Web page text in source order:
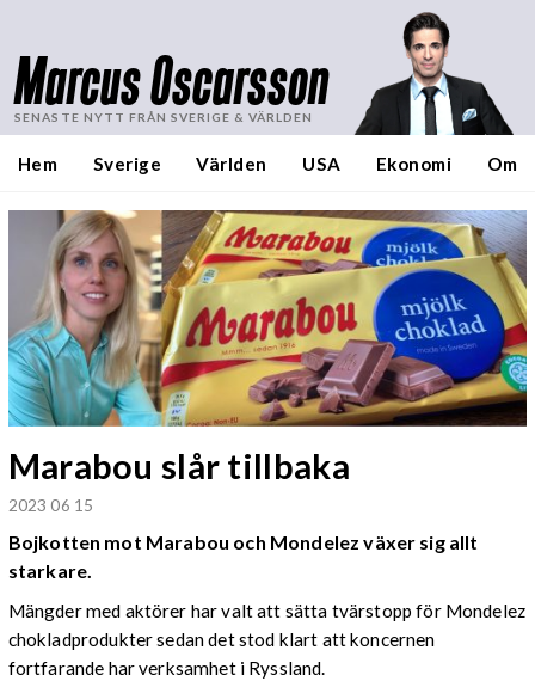
Marcus Oscarsson
SENASTE NYTT FRÅN SVERIGE & VÄRLDEN
Hem Sverige Världen USA Ekonomi Om
Marabou slår tillbaka
2023 06 15
Bojkotten mot Marabou och Mondelez växer sig allt
starkare.
Mängder med aktörer har valt att sätta tvärstopp för Mondelez
chokladprodukter sedan det stod klart att koncernen
fortfarande har verksamhet i Ryssland.